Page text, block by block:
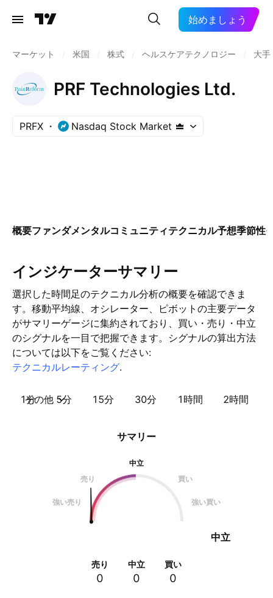
始めましょう
マーケット 米国 株式 ヘルスケアテクノロジー 大手
PRF Technologies Ltd.
PRFX Nasdaq Stock Market
概要ファンダメンタルコミュニティテクニカル予想季節性
インジケーターサマリー
選択した時間足のテクニカル分析の概要を確認できま
す。移動平均線、オシレーター、ピボットの主要データ
がサマリーゲージに集約されており、買い・売り・中立
のシグナルを一目で把握できます。シグナルの算出方法
については以下をご覧ください:
テクニカルレーティング.
1分 5分 15分 30分 1時間 2時間
その他
サマリー
中立
売り
買い
強い売り 強い買い
中立
売り
0
中立
0
買い
0